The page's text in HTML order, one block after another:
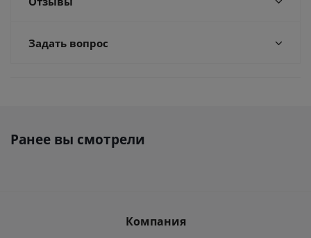
Задать вопрос
Ранее вы смотрели
Компания